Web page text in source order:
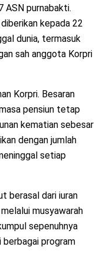
ASN purnabakti.
kepada 22
dunia, termasuk
sah anggota Korpri
Korpri. Besaran
pensiun tetap
kematian sebesar
dengan jumlah
setiap
berasal dari iuran
musyawarah
sepenuhnya
program